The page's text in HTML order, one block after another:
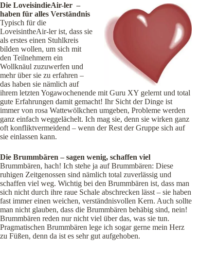
Die LoveisindieAir-ler –
haben für alles Verständnis
Typisch für die
LoveisintheAir-ler ist, dass sie
als erstes einen Stuhlkreis
bilden wollen, um sich mit
den Teilnehmern ein
Wollknäul zuzuwerfen und
mehr über sie zu erfahren –
das haben sie nämlich auf
ihrem letzten Yogawochenende mit Guru XY gelernt und total
gute Erfahrungen damit gemacht! Ihr Sicht der Dinge ist
immer von rosa Wattewölkchen umgeben, Probleme werden
ganz einfach weggelächelt. Ich mag sie, denn sie wirken ganz
oft konfliktvermeidend – wenn der Rest der Gruppe sich auf
sie einlassen kann.
Die Brummbären – sagen wenig, schaffen viel
Brummbären, hach! Ich stehe ja auf Brummbären: Diese
ruhigen Zeitgenossen sind nämlich total zuverlässig und
schaffen viel weg. Wichtig bei den Brummbären ist, dass man
sich nicht durch ihre raue Schale abschrecken lässt – sie haben
fast immer einen weichen, verständnisvollen Kern. Auch sollte
man nicht glauben, dass die Brummbären behäbig sind, nein!
Brummbären reden nur nicht viel über das, was sie tun.
Pragmatischen Brummbären lege ich sogar gerne mein Herz
zu Füßen, denn da ist es sehr gut aufgehoben.